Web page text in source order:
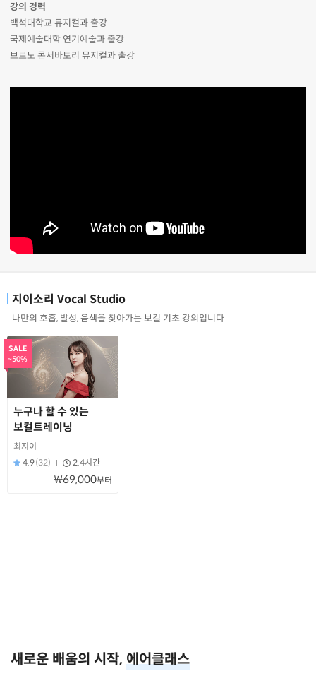
강의 경력
백석대학교 뮤지컬과 출강
국제예술대학 연기예술과 출강
브르노 콘서바토리 뮤지컬과 출강
지이소리 Vocal Studio
나만의 호흡, 발성, 음색을 찾아가는 보컬 기초 강의입니다
SALE
~50%
누구나 할 수 있는
보컬트레이닝
최지이
4.9(32) 2.4시간
₩69,000부터
새로운 배움의 시작, 에어클래스